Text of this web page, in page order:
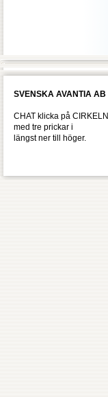
SVENSKA AVANTIA AB
CHAT klicka på CIRKELN
med tre prickar i
längst ner till höger.